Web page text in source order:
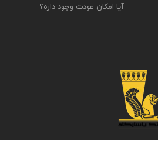
آیا امکان عودت وجود داره؟